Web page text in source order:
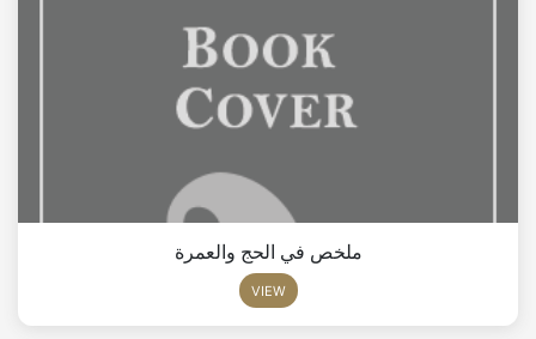
ملخص في الحج والعمرة
VIEW